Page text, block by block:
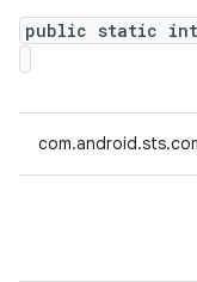
public static